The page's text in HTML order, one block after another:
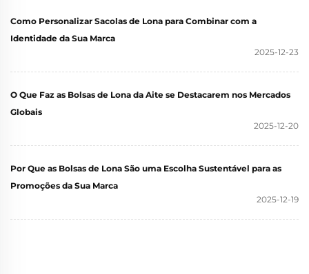
Como Personalizar Sacolas de Lona para Combinar com a
Identidade da Sua Marca
2025-12-23
O Que Faz as Bolsas de Lona da Aite se Destacarem nos Mercados
Globais
2025-12-20
Por Que as Bolsas de Lona São uma Escolha Sustentável para as
Promoções da Sua Marca
2025-12-19